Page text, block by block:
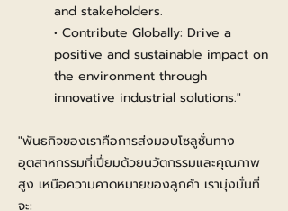
and stakeholders.
• Contribute Globally: Drive a
positive and sustainable impact on
the environment through
innovative industrial solutions."
"พันธกิจของเราคือการส่งมอบโซลูชั่นทาง
อุตสาหกรรมที่เปี่ยมด้วยนวัตกรรมและคุณภาพ
สูง เหนือความคาดหมายของลูกค้า เรามุ่งมั่นที่
จะ: